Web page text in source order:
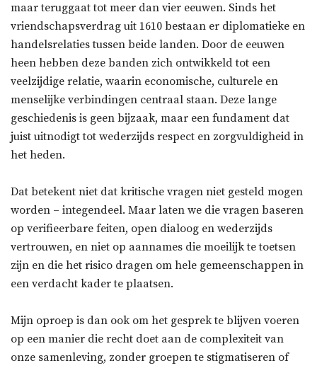
maar teruggaat tot meer dan vier eeuwen. Sinds het
vriendschapsverdrag uit 1610 bestaan er diplomatieke en
handelsrelaties tussen beide landen. Door de eeuwen
heen hebben deze banden zich ontwikkeld tot een
veelzijdige relatie, waarin economische, culturele en
menselijke verbindingen centraal staan. Deze lange
geschiedenis is geen bijzaak, maar een fundament dat
juist uitnodigt tot wederzijds respect en zorgvuldigheid in
het heden.
Dat betekent niet dat kritische vragen niet gesteld mogen
worden – integendeel. Maar laten we die vragen baseren
op verifieerbare feiten, open dialoog en wederzijds
vertrouwen, en niet op aannames die moeilijk te toetsen
zijn en die het risico dragen om hele gemeenschappen in
een verdacht kader te plaatsen.
Mijn oproep is dan ook om het gesprek te blijven voeren
op een manier die recht doet aan de complexiteit van
onze samenleving, zonder groepen te stigmatiseren of